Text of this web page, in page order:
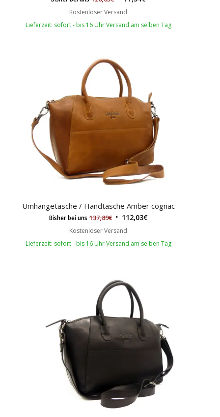
Kostenloser Versand
Lieferzeit: sofort - bis 16 Uhr Versand am selben Tag
Umhängetasche / Handtasche Amber cognac
Bisher bei uns 137,89€ 112,03€
Kostenloser Versand
Lieferzeit: sofort - bis 16 Uhr Versand am selben Tag